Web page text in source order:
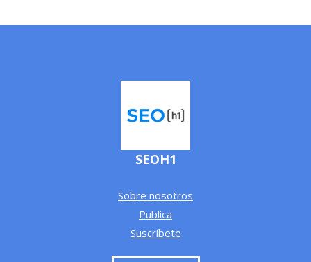
SEOH1
Sobre nosotros
Publica
Suscríbete